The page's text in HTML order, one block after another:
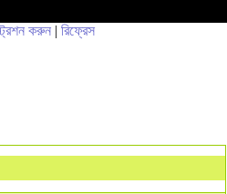
করুন | রিফ্রেস